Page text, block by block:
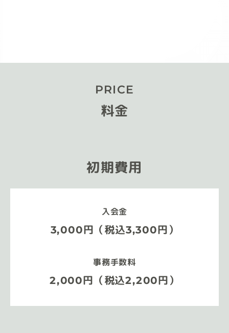
PRICE
料金
初期費用
入会金
3,000円（税込3,300円）
事務手数料
2,000円（税込2,200円）